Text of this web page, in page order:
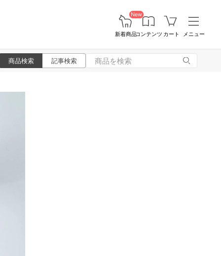
New
新着商品コンテンツ カート メニュー
商品検索 記事検索